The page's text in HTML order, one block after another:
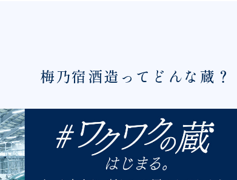
梅乃宿酒造ってどんな蔵？